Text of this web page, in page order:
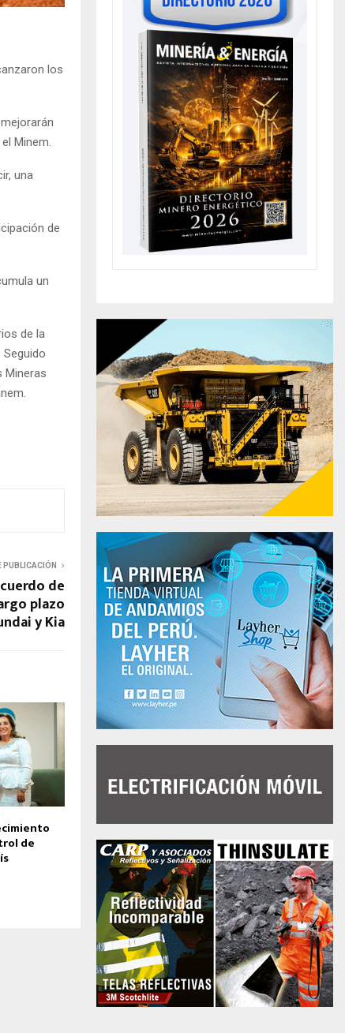
los
Minem.
una
de
un
de la
Mineras
PUBLICACIÓN
de
plazo
y Kia
de